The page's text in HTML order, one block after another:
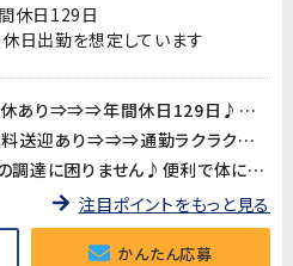
休日129日
日出勤を想定しています
日勤＋土日休み＋長期連休あり⇒⇒⇒年間休日129日♪プライベートも充実！！
JR宇都宮線白岡駅から無料送迎あり⇒⇒⇒通勤ラクラク♪マイカー通勤もOK！
社員食堂あり⇒⇒⇒お昼の調達に困りません♪便利で体に優しい！お財布にも優しい！
注目ポイントをもっと見る
かんたん応募